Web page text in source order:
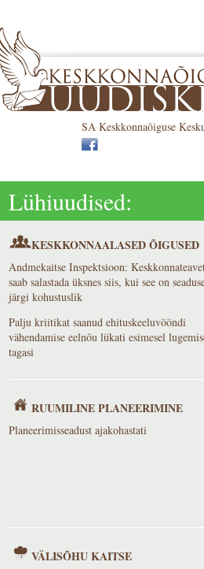
SA Keskkonnaõiguse
Lühiuudised:
KESKKONNAALASED ÕIGUSED
Andmekaitse Inspektsioon:
saab salastada üksnes siis, kui see on
järgi kohustuslik
Palju kriitikat saanud ehituskeeluvööndi
vähendamise eelnõu lükati esimesel
tagasi
RUUMILINE PLANEERIMINE
Planeerimisseadust ajakohastati
VÄLISÕHU KAITSE